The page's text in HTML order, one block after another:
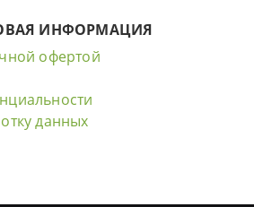
ИНФОРМАЦИЯ
офертой
данных